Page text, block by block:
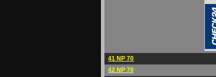
41 NP 70
42 NP 70